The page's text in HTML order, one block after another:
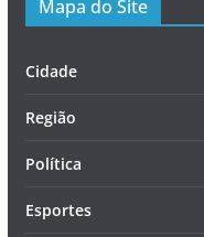
Mapa do Site
Cidade
Região
Política
Esportes